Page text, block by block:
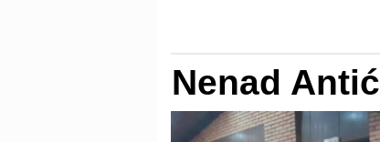
Nenad Antić